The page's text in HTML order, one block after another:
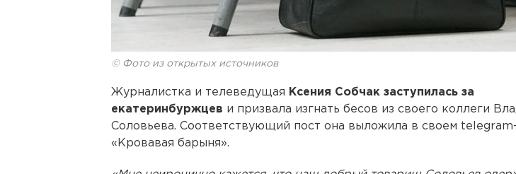
© Фото из открытых источников
Журналистка и телеведущая Ксения Собчак заступилась за
екатеринбуржцев и призвала изгнать бесов из своего коллеги
Соловьева. Соответствующий пост она выложила в своем
«Кровавая барыня».